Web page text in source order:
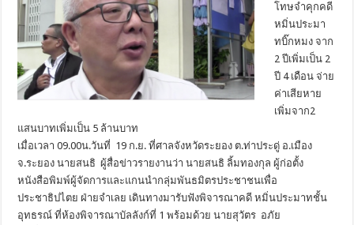
โทษจำคุกคดี
หมิ่นประมา
ทบิ๊กหมง จาก
2 ปีเพิ่มเป็น 2
ปี 4 เดือน จ่าย
ค่าเสียหาย
เพิ่มจาก2
แสนบาทเพิ่มเป็น 5 ล้านบาท
เมื่อเวลา 09.00น.วันที่ 19 ก.ย. ที่ศาลจังหวัดระยอง ต.ท่าประดู่ อ.เมือง
จ.ระยอง นายสนธิ ผู้สื่อข่าวรายงานว่า นายสนธิ ลิ้มทองกุล ผู้ก่อตั้ง
หนังสือพิมพ์ผู้จัดการและแกนนำกลุ่มพันธมิตรประชาชนเพื่อ
ประชาธิปไตย ฝ่ายจำเลย เดินทางมารับฟังพิจารณาคดี หมิ่นประมาทชั้น
อุทธรณ์ ที่ห้องพิจารณาบัลลังก์ที่ 1 พร้อมด้วย นายสุวัตร อภัย